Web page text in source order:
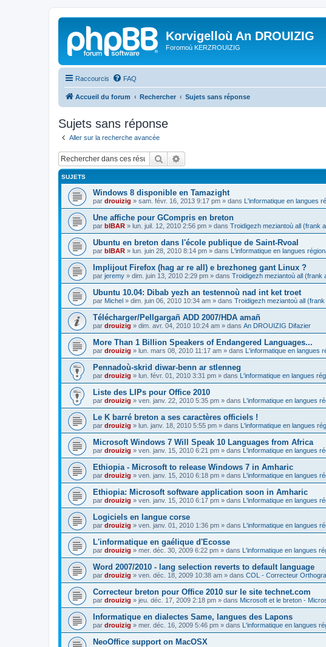
Korvigelloù An DROUIZIG
Foromoù KERZROUIZIG
Raccourcis FAQ
Accueil du forum Rechercher Sujets sans réponse
Sujets sans réponse
Aller sur la recherche avancée
Rechercher
SUJETS
Windows 8 disponible en Tamazight
par drouizig » sam. févr. 16, 2013 9:17 pm » dans L'informatique en langues
Une affiche pour GCompris en breton
par bIBAR » lun. juil. 12, 2010 2:56 pm » dans Troidigezh meziantoù all (frank
Ubuntu en breton dans l'école publique de Saint-Rvoal
par bIBAR » lun. juin 28, 2010 8:14 pm » dans L'informatique en langues
Implijout Firefox (hag ar re all) e brezhoneg gant Linux ?
par jeremy » dim. juin 13, 2010 2:29 pm » dans Troidigezh meziantoù all (frank
Ubuntu 10.04: Dibab yezh an testennoù nad int ket troet
par Michel » dim. juin 06, 2010 10:34 am » dans Troidigezh meziantoù all
Télécharger/Pellgargañ ADD 2007/HDA amañ
par drouizig » dim. avr. 04, 2010 10:24 am » dans An DROUIZIG Difazier
More Than 1 Billion Speakers of Endangered Languages...
par drouizig » lun. mars 08, 2010 11:17 am » dans L'informatique en langues
Pennadoù-skrid diwar-benn ar stlenneg
par drouizig » lun. févr. 01, 2010 3:31 pm » dans L'informatique en langues
Liste des LIPs pour Office 2010
par drouizig » ven. janv. 22, 2010 5:35 pm » dans L'informatique en langues
Le K barré breton a ses caractères officiels !
par drouizig » lun. janv. 18, 2010 5:55 pm » dans L'informatique en langues
Microsoft Windows 7 Will Speak 10 Languages from Africa
par drouizig » ven. janv. 15, 2010 6:21 pm » dans L'informatique en langues
Ethiopia - Microsoft to release Windows 7 in Amharic
par drouizig » ven. janv. 15, 2010 6:18 pm » dans L'informatique en langues
Ethiopia: Microsoft software application soon in Amharic
par drouizig » ven. janv. 15, 2010 6:17 pm » dans L'informatique en langues
Logiciels en langue corse
par drouizig » ven. janv. 01, 2010 1:36 pm » dans L'informatique en langues
L'informatique en gaélique d'Ecosse
par drouizig » mer. déc. 30, 2009 6:22 pm » dans L'informatique en langues
Word 2007/2010 - lang selection reverts to default language
par drouizig » ven. déc. 18, 2009 10:38 am » dans COL - Correcteur
Correcteur breton pour Office 2010 sur le site technet.com
par drouizig » jeu. déc. 17, 2009 2:18 pm » dans Microsoft et le breton -
Informatique en dialectes Same, langues des Lapons
par drouizig » mer. déc. 16, 2009 5:46 pm » dans L'informatique en langues
NeoOffice support on MacOSX